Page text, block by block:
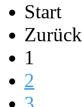
Start
Zurück
1
2